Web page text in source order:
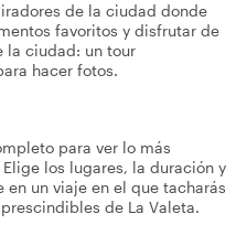
de la ciudad donde
favoritos y disfrutar de
la ciudad: un tour
hacer fotos.
para ver lo más
los lugares, la duración y
un viaje en el que tacharás
de La Valeta.